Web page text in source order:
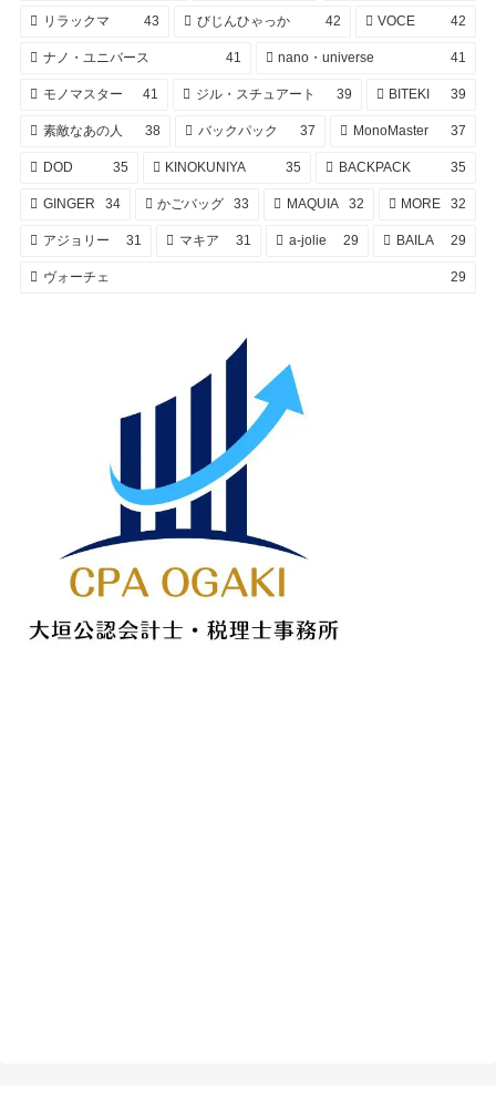
リラックマ 43 びじんひゃっか 42 VOCE 42
ナノ・ユニバース 41 nano・universe 41
モノマスター 41 ジル・スチュアート 39 BITEKI 39
素敵なあの人 38 バックパック 37 MonoMaster 37
DOD 35 KINOKUNIYA 35 BACKPACK 35
GINGER 34 かごバッグ 33 MAQUIA 32 MORE 32
アジョリー 31 マキア 31 a-jolie 29 BAILA 29
ヴォーチェ 29